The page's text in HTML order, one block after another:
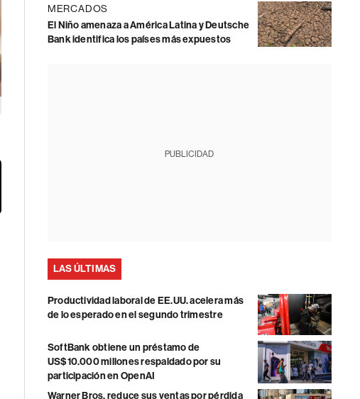
MERCADOS
El Niño amenaza a América Latina y Deutsche
Bank identifica los países más expuestos
PUBLICIDAD
LAS ÚLTIMAS
Productividad laboral de EE.UU. acelera más
de lo esperado en el segundo trimestre
SoftBank obtiene un préstamo de
US$10.000 millones respaldado por su
participación en OpenAI
Warner Bros. reduce sus ventas por pérdida